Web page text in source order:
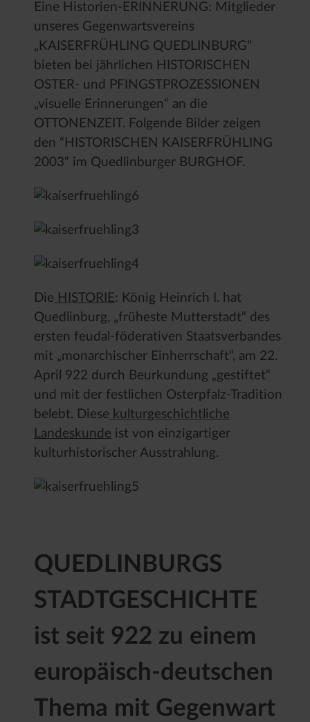
Eine Historien-ERINNERUNG: Mitglieder
unseres Gegenwartsvereins
„KAISERFRÜHLING QUEDLINBURG“
bieten bei jährlichen HISTORISCHEN
OSTER- und PFINGSTPROZESSIONEN
„visuelle Erinnerungen“ an die
OTTONENZEIT. Folgende Bilder zeigen
den “HISTORISCHEN KAISERFRÜHLING
2003“ im Quedlinburger BURGHOF.
Die HISTORIE: König Heinrich I. hat
Quedlinburg, „früheste Mutterstadt“ des
ersten feudal-föderativen Staatsverbandes
mit „monarchischer Einherrschaft“, am 22.
April 922 durch Beurkundung „gestiftet“
und mit der festlichen Osterpfalz-Tradition
belebt. Diese kulturgeschichtliche
Landeskunde ist von einzigartiger
kulturhistorischer Ausstrahlung.
QUEDLINBURGS
STADTGESCHICHTE
ist seit 922 zu einem
europäisch-deutschen
Thema mit Gegenwart